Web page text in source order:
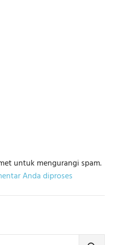
untuk mengurangi spam.
Anda diproses